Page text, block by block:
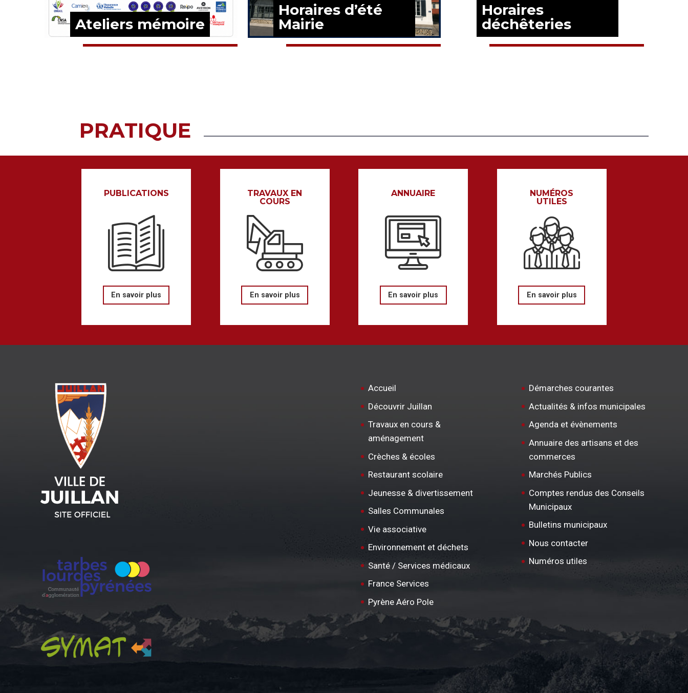
Ateliers mémoire
Horaires d’été
Mairie
Horaires
déchêteries
PRATIQUE
PUBLICATIONS
En savoir plus
TRAVAUX EN
COURS
En savoir plus
ANNUAIRE
En savoir plus
NUMÉROS
UTILES
En savoir plus
Accueil
Découvrir Juillan
Travaux en cours &
aménagement
Crèches & écoles
Restaurant scolaire
Jeunesse & divertissement
Salles Communales
Vie associative
Environnement et déchets
Santé / Services médicaux
France Services
Pyrène Aéro Pole
Démarches courantes
Actualités & infos municipales
Agenda et évènements
Annuaire des artisans et des
commerces
Marchés Publics
Comptes rendus des Conseils
Municipaux
Bulletins municipaux
Nous contacter
Numéros utiles